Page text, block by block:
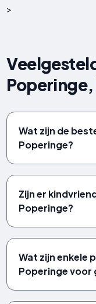
>
Wat zijn de
Poperinge?
Zijn er
Poperinge?
Wat zijn enkele
Poperinge voor